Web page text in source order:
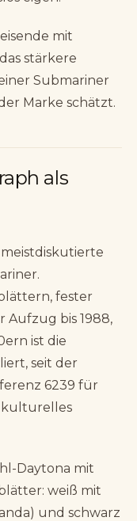
mit
stärkere
Submariner
Marke schätzt.
als
meistdiskutierte
fester
bis 1988,
ist die
seit der
6239 für
kulturelles
Daytona mit
weiß mit
und schwarz